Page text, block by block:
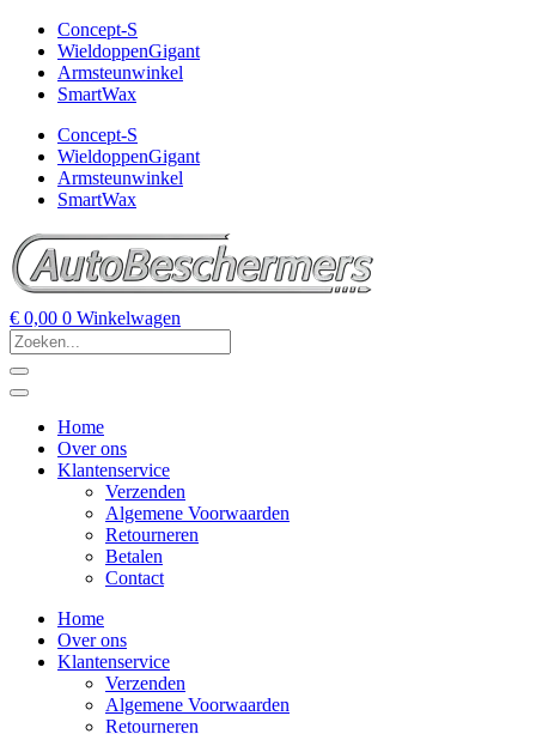
Concept-S
WieldoppenGigant
Armsteunwinkel
SmartWax
Concept-S
WieldoppenGigant
Armsteunwinkel
SmartWax
€ 0,00 0 Winkelwagen
Home
Over ons
Klantenservice
Verzenden
Algemene Voorwaarden
Retourneren
Betalen
Contact
Home
Over ons
Klantenservice
Verzenden
Algemene Voorwaarden
Retourneren